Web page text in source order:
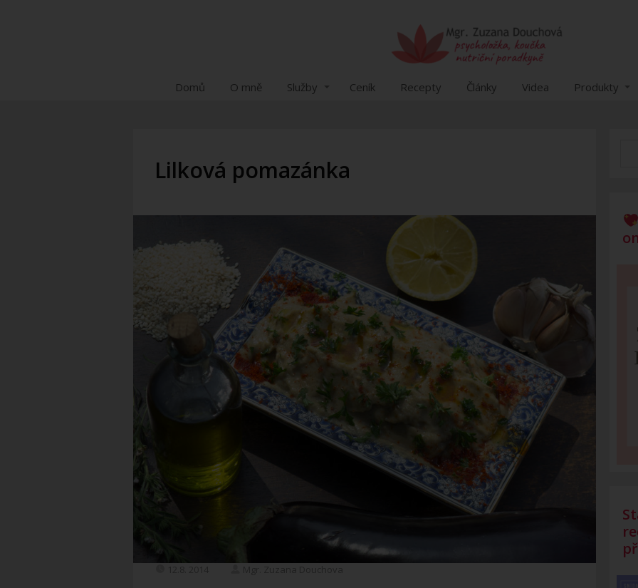
Domů O mně Služby Ceník Recepty Články Videa Produkty
Lilková pomazánka